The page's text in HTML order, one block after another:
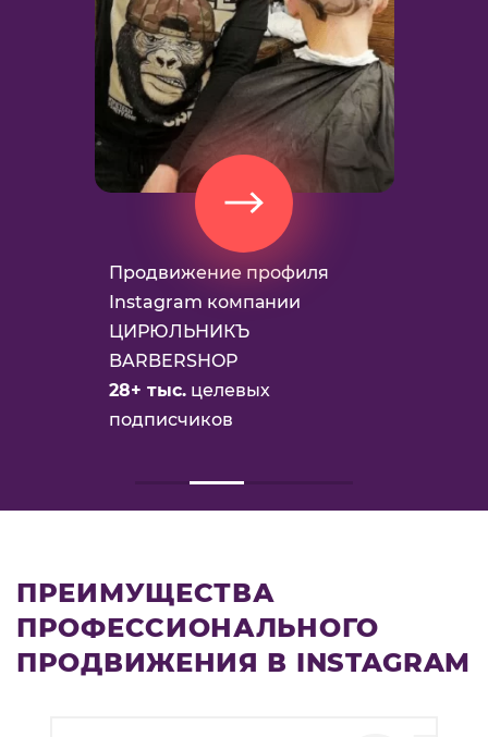
Продвижение профиля
Instagram компании
ЦИРЮЛЬНИКЪ
BARBERSHOP
28+ тыс. целевых
подписчиков
ПРЕИМУЩЕСТВА
ПРОФЕССИОНАЛЬНОГО
ПРОДВИЖЕНИЯ В INSTAGRAM